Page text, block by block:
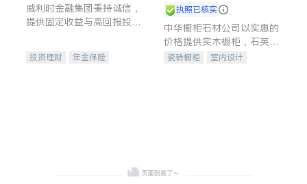
威利时金融集团秉持诚信，
提供固定收益与高回报投资
合，助力客户实现目标
投资理财
年金保险
执照已核实
中华橱柜石材公司以实惠的
价格提供实木橱柜，石英石
台面，多种优质不锈钢水
瓷砖橱柜
室内设计